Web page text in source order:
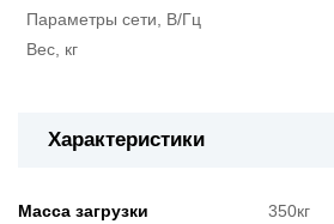
Параметры сети, В/Гц
Вес, кг
Характеристики
Масса загрузки 350кг